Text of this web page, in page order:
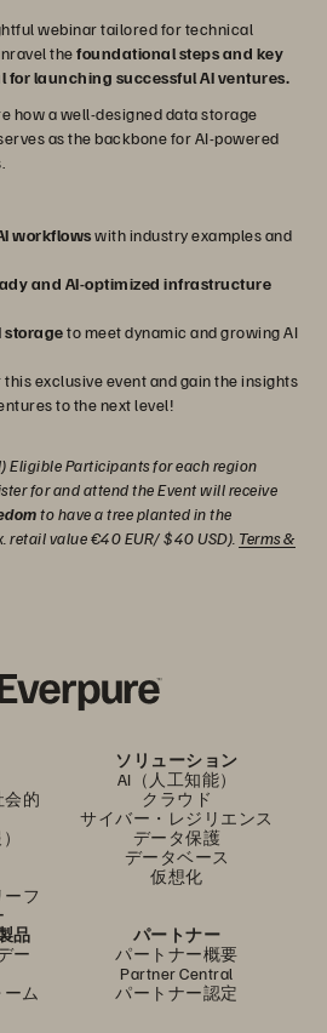
webinar tailored for technical
thefoundational steps and key
for launching successful AI ventures.
how a well-designed data storage
as the backbone for AI-powered
workflowswith industry examples and
and AI-optimized infrastructure
storageto meet dynamic and growing AI
exclusive event and gain the insights
to the next level!
Eligible Participants for each region
for and attend the Event will receive
to have a tree planted in the
value €40 EUR/ $40 USD). Terms &
会的
フ
ソリューション
AI（人工知能）
クラウド
サイバー・レジリエンス
データ保護
データベース
仮想化
品
ー
ム
パートナー
パートナー概要
Partner Central
パートナー認定